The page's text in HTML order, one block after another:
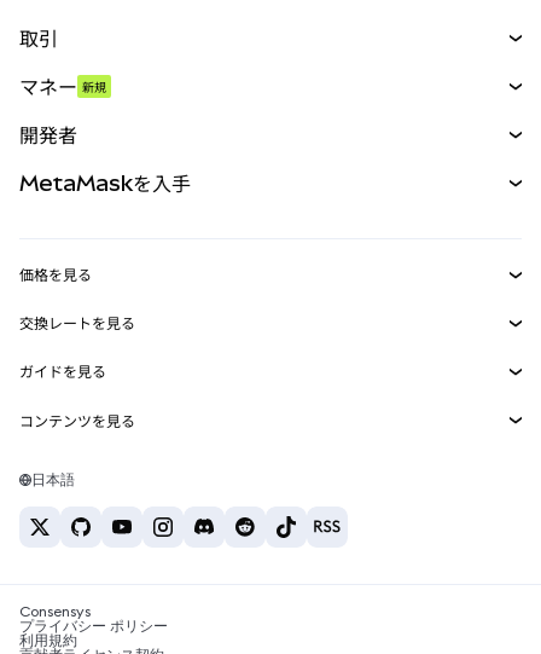
取引
パーペチュアル
RWA
マネー 新規
開発者
MetaMask Connect
Snaps
Web3サービス
MetaMaskを入手
セキュリティ
サポート
キャリア
お問い合わせ
価格を見る
イーサリアムの価格
Solanaの価格
Tetherの価格
交換レートを見る
ETH→USD
USDT→INR
BTC→INR
ETH→USDT
ガイドを見る
ETHの購入
USDTの購入
SHIBの購入
BNBの購入
コンテンツを見る
Solanaウォレット
税制関連ニュース
日本語
Consensys
プライバシー ポリシー
利用規約